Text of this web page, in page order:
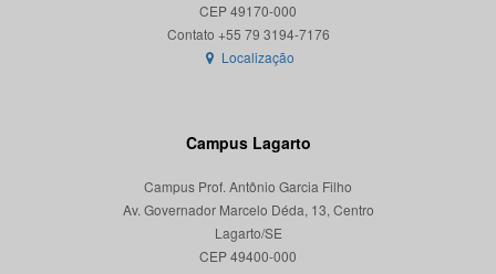
CEP 49170-000
Localização
Campus Lagarto
Campus Prof. Antônio Garcia Filho
Av. Governador Marcelo Déda, 13, Centro
Lagarto/SE
CEP 49400-000